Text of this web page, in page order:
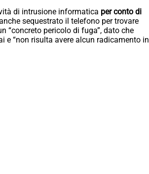
di intrusione informatica per conto di
sequestrato il telefono per trovare
“concreto pericolo di fuga”, dato che
e “non risulta avere alcun radicamento in